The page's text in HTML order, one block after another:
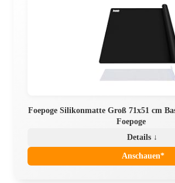
Foepoge Silikonmatte Groß 71x51 cm
Foepoge
Details ↓
Anschauen*